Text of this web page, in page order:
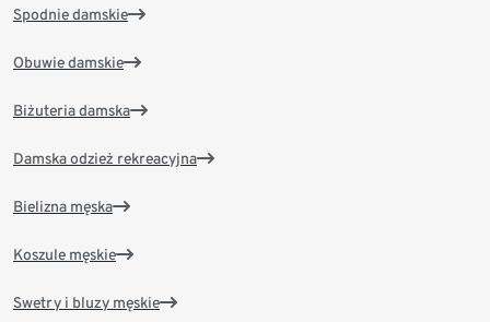
Spodnie damskie
Obuwie damskie
Biżuteria damska
Damska odzież rekreacyjna
Bielizna męska
Koszule męskie
Swetry i bluzy męskie